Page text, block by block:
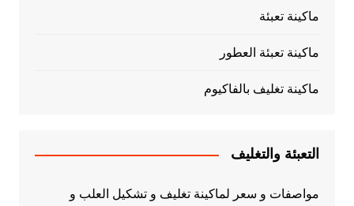
ماكينة تعبئة
ماكينة تعبئة العطور
ماكينة تغليف بالفاكيوم
التعبئة والتغليف
مواصفات و سعر لماكينة تغليف و تشكيل العلب و